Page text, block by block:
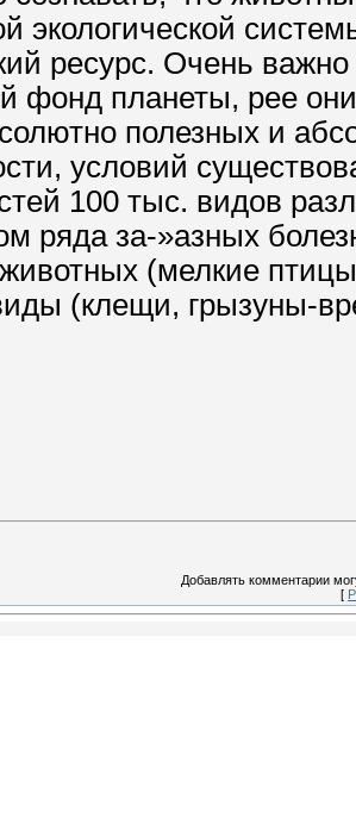
экологической
ресурс. Очень
фонд планеты, рее
полезных и
условий
100 тыс. видов
ряда за-»азных
животных (мелкие
(клещи, грызуны-
Добавлять комментарии
[